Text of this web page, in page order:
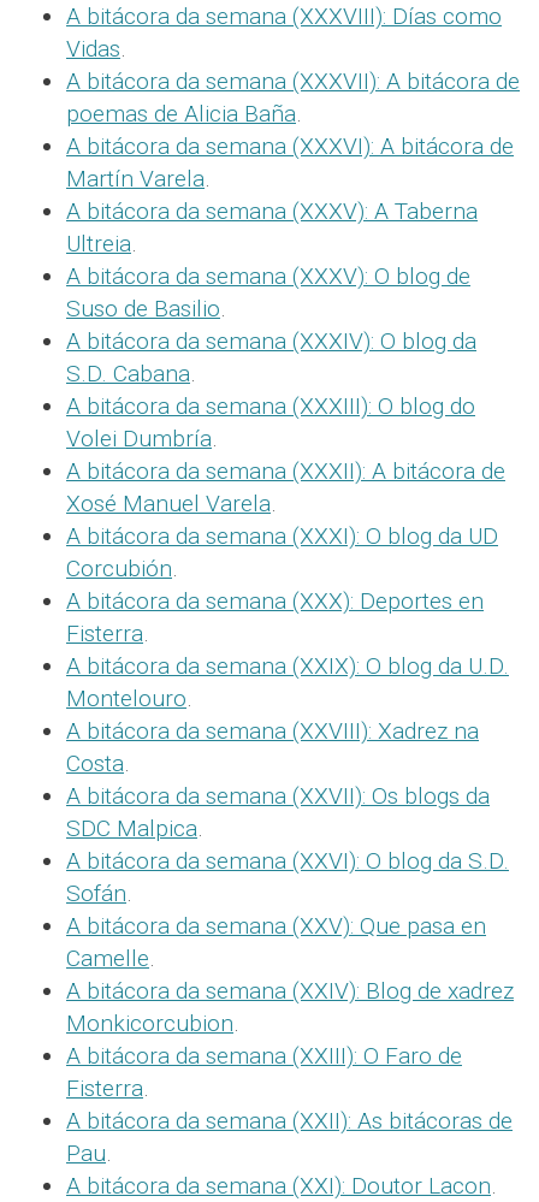
A bitácora da semana (XXXVIII): Días como
Vidas.
A bitácora da semana (XXXVII): A bitácora de
poemas de Alicia Baña.
A bitácora da semana (XXXVI): A bitácora de
Martín Varela.
A bitácora da semana (XXXV): A Taberna
Ultreia.
A bitácora da semana (XXXV): O blog de
Suso de Basilio.
A bitácora da semana (XXXIV): O blog da
S.D. Cabana.
A bitácora da semana (XXXIII): O blog do
Volei Dumbría.
A bitácora da semana (XXXII): A bitácora de
Xosé Manuel Varela.
A bitácora da semana (XXXI): O blog da UD
Corcubión.
A bitácora da semana (XXX): Deportes en
Fisterra.
A bitácora da semana (XXIX): O blog da U.D.
Montelouro.
A bitácora da semana (XXVIII): Xadrez na
Costa.
A bitácora da semana (XXVII): Os blogs da
SDC Malpica.
A bitácora da semana (XXVI): O blog da S.D.
Sofán.
A bitácora da semana (XXV): Que pasa en
Camelle.
A bitácora da semana (XXIV): Blog de xadrez
Monkicorcubion.
A bitácora da semana (XXIII): O Faro de
Fisterra.
A bitácora da semana (XXII): As bitácoras de
Pau.
A bitácora da semana (XXI): Doutor Lacon.